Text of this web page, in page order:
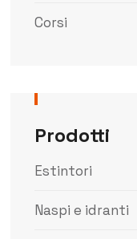
Corsi
Prodotti
Estintori
Naspi e idranti